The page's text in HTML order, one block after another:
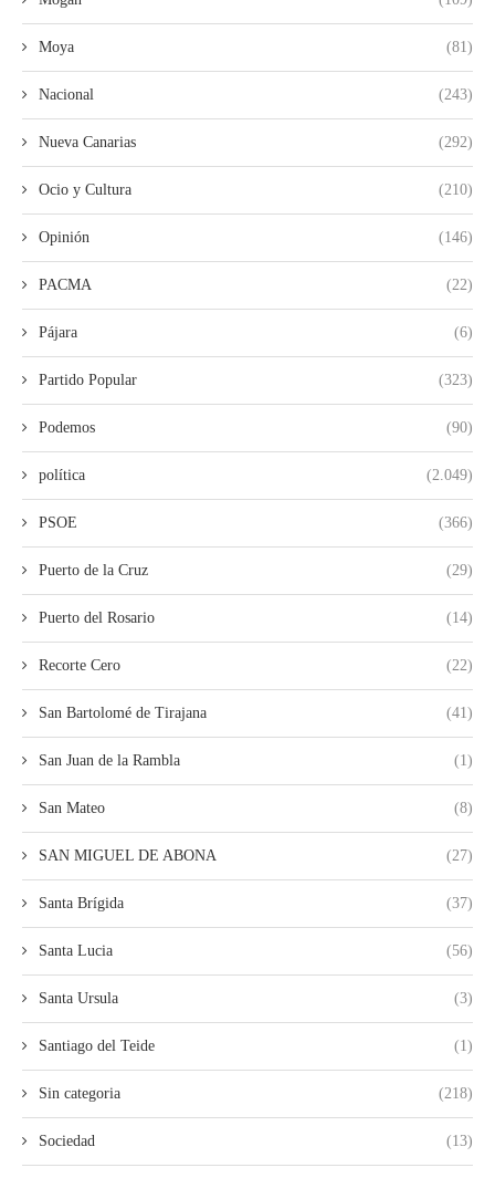
Moya (81)
Nacional (243)
Nueva Canarias (292)
Ocio y Cultura (210)
Opinión (146)
PACMA (22)
Pájara (6)
Partido Popular (323)
Podemos (90)
política (2.049)
PSOE (366)
Puerto de la Cruz (29)
Puerto del Rosario (14)
Recorte Cero (22)
San Bartolomé de Tirajana (41)
San Juan de la Rambla (1)
San Mateo (8)
SAN MIGUEL DE ABONA (27)
Santa Brígida (37)
Santa Lucia (56)
Santa Ursula (3)
Santiago del Teide (1)
Sin categoria (218)
Sociedad (13)